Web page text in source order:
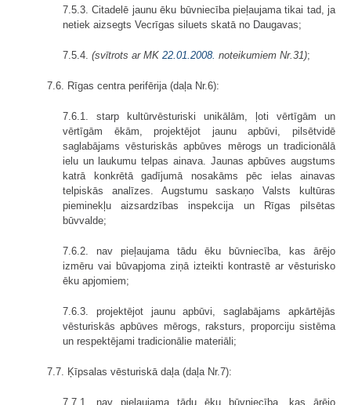
7.5.3. Citadelē jaunu ēku būvniecība pieļaujama tikai tad, ja
netiek aizsegts Vecrīgas siluets skatā no Daugavas;
7.5.4. (svītrots ar MK 22.01.2008. noteikumiem Nr.31);
7.6. Rīgas centra perifērija (daļa Nr.6):
7.6.1. starp kultūrvēsturiski unikālām, ļoti vērtīgām un
vērtīgām ēkām, projektējot jaunu apbūvi, pilsētvidē
saglabājams vēsturiskās apbūves mērogs un tradicionālā
ielu un laukumu telpas ainava. Jaunas apbūves augstums
katrā konkrētā gadījumā nosakāms pēc ielas ainavas
telpiskās analīzes. Augstumu saskaņo Valsts kultūras
pieminekļu aizsardzības inspekcija un Rīgas pilsētas
būvvalde;
7.6.2. nav pieļaujama tādu ēku būvniecība, kas ārējo
izmēru vai būvapjoma ziņā izteikti kontrastē ar vēsturisko
ēku apjomiem;
7.6.3. projektējot jaunu apbūvi, saglabājams apkārtējās
vēsturiskās apbūves mērogs, raksturs, proporciju sistēma
un respektējami tradicionālie materiāli;
7.7. Ķīpsalas vēsturiskā daļa (daļa Nr.7):
7.7.1. nav pieļaujama tādu ēku būvniecība, kas ārējo